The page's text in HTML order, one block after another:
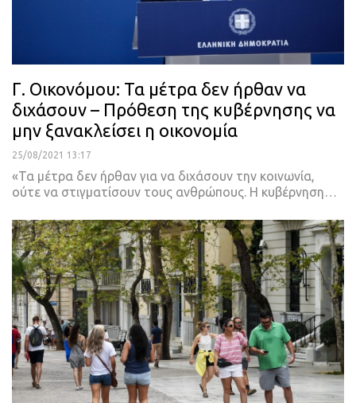
Γ. Οικονόμου: Τα μέτρα δεν ήρθαν να
διχάσουν – Πρόθεση της κυβέρνησης να
μην ξανακλείσει η οικονομία
25/08/2021 13:17
«Τα μέτρα δεν ήρθαν για να διχάσουν την κοινωνία,
ούτε να στιγματίσουν τους ανθρώπους. Η κυβέρνηση…